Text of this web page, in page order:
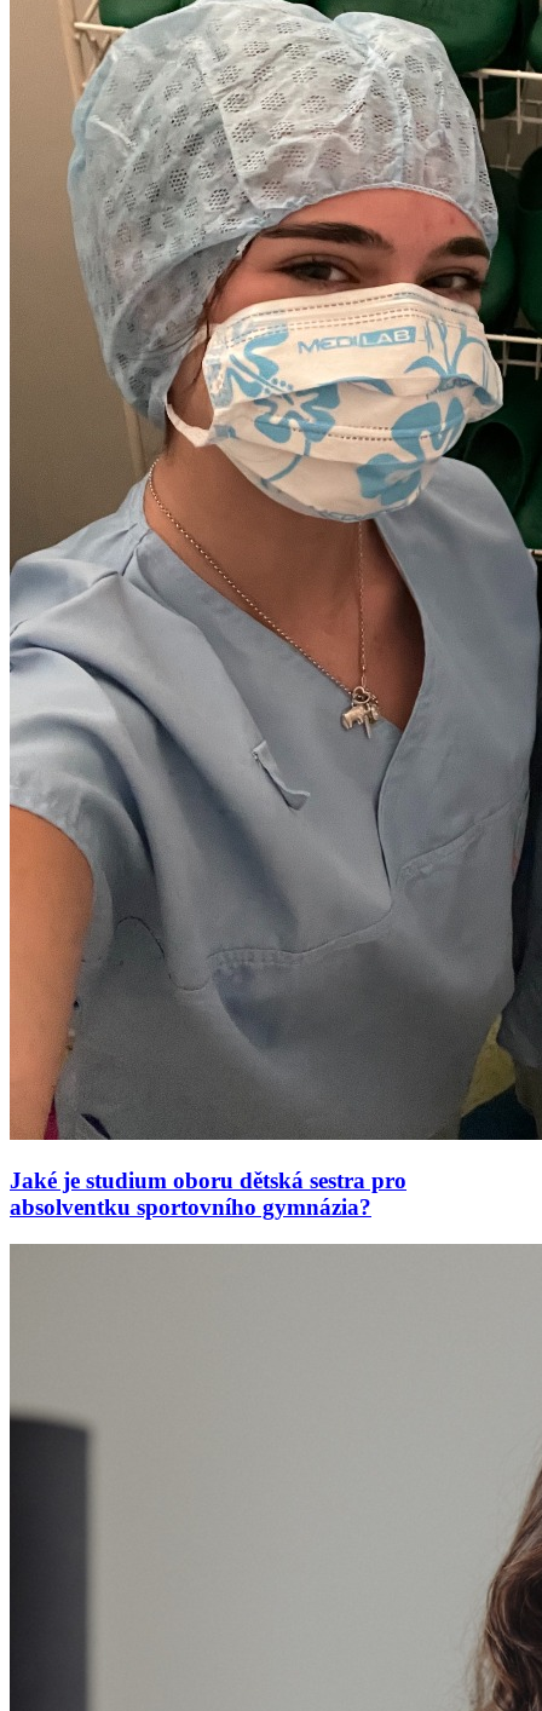
Jaké je studium oboru dětská sestra pro
absolventku sportovního gymnázia?